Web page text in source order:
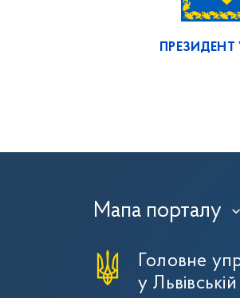
ПРЕЗИДЕНТ
Мапа порталу
Головне
у